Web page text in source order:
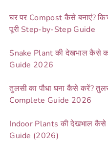
घर पर Compost कैसे बनाएं?
पूरी Step-by-Step Guide
Snake Plant की देखभाल कैसे
Guide 2026
तुलसी का पौधा घना कैसे करें?
Complete Guide 2026
Indoor Plants की देखभाल
Guide (2026)